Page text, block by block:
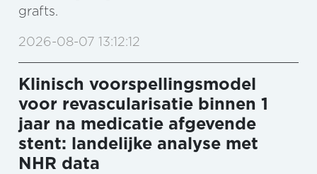
grafts.
2026-08-07 13:12:12
Klinisch voorspellingsmodel
voor revascularisatie binnen 1
jaar na medicatie afgevende
stent: landelijke analyse met
NHR data